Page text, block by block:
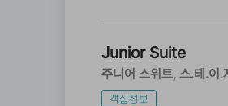
Junior Suite
주니어 스위트 스.테.이.
객실정보